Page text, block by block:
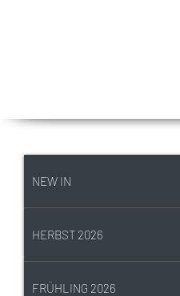
NEW IN
HERBST 2026
FRÜHLING 2026